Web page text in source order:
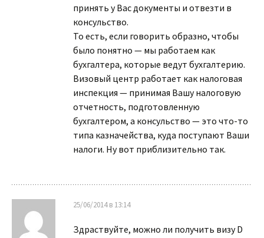
принять у Вас документы и отвезти в
консульство.
То есть, если говорить образно, чтобы
было понятно — мы работаем как
бухгалтера, которые ведут бухгалтерию.
Визовый центр работает как налоговая
инспекция — принимая Вашу налоговую
отчетность, подготовленную
бухгалтером, а консульство — это что-то
типа казначейства, куда поступают Ваши
налоги. Ну вот приблизительно так.
25/06/2014 в 13:14
Здраствуйте, можно ли получить визу D